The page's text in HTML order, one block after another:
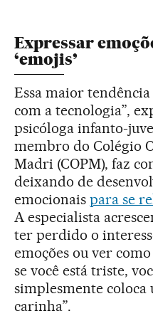
Expressar
‘emojis’
Essa maior tendência
com a tecnologia”,
psicóloga infanto-
membro do Colégio
Madri (COPM), faz
deixando de
emocionais para se
A especialista
ter perdido o
emoções ou ver
se você está triste,
simplesmente coloca
carinha”.